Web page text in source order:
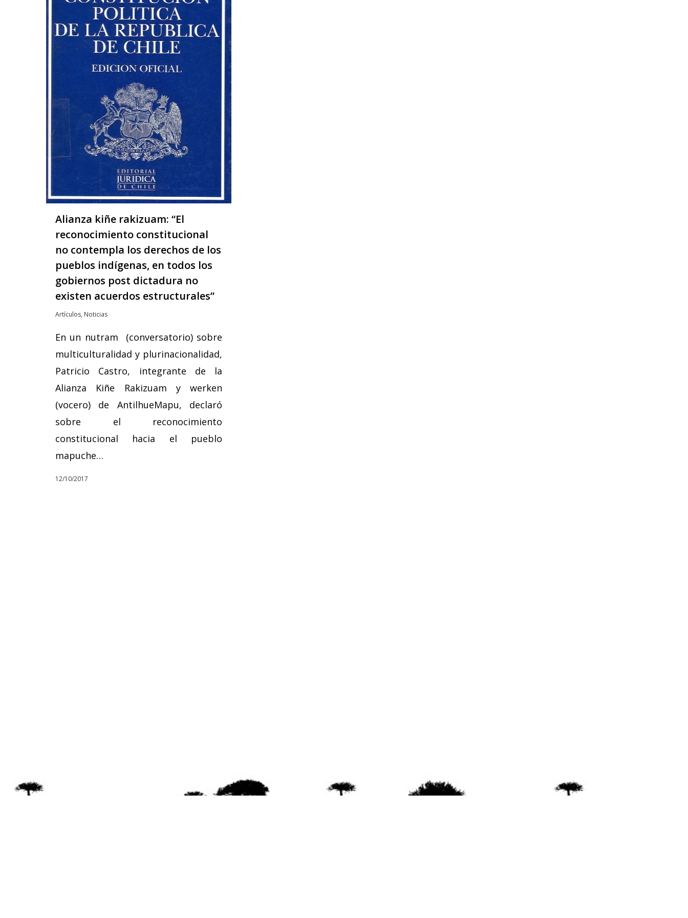
Alianza kiñe rakizuam: “El
reconocimiento constitucional
no contempla los derechos de los
pueblos indígenas, en todos los
gobiernos post dictadura no
existen acuerdos estructurales”
Artículos, Noticias
En un nutram (conversatorio) sobre
multiculturalidad y plurinacionalidad,
Patricio Castro, integrante de la
Alianza Kiñe Rakizuam y werken
(vocero) de AntilhueMapu, declaró
sobre el reconocimiento
constitucional hacia el pueblo
mapuche…
12/10/2017